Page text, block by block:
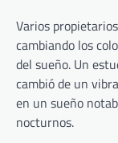
Varios
cambiando los
del sueño. Un
cambió de un
en un sueño
nocturnos.